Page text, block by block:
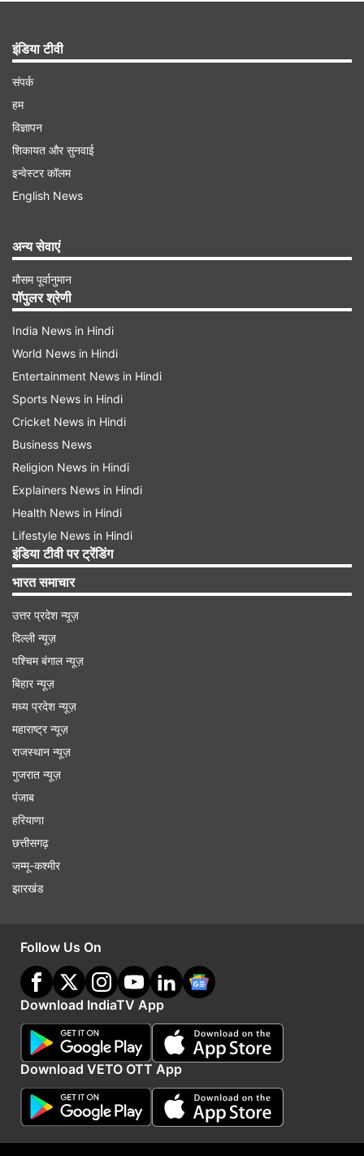
इंडिया टीवी
संपर्क
हम
विज्ञापन
शिकायत और सुनवाई
इन्वेस्टर कॉलम
English News
अन्य सेवाएं
मौसम पूर्वानुमान
पॉपुलर श्रेणी
India News in Hindi
World News in Hindi
Entertainment News in Hindi
Sports News in Hindi
Cricket News in Hindi
Business News
Religion News in Hindi
Explainers News in Hindi
Health News in Hindi
Lifestyle News in Hindi
इंडिया टीवी पर ट्रेंडिंग
भारत समाचार
उत्तर प्रदेश न्यूज़
दिल्ली न्यूज़
पश्चिम बंगाल न्यूज़
बिहार न्यूज़
मध्य प्रदेश न्यूज़
महाराष्ट्र न्यूज़
राजस्थान न्यूज़
गुजरात न्यूज़
पंजाब
हरियाणा
छत्तीसगढ़
जम्मू-कश्मीर
झारखंड
Follow Us On
Download IndiaTV App
Download VETO OTT App